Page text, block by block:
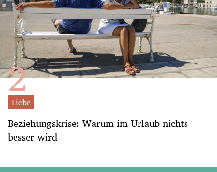
Liebe
Beziehungskrise: Warum im Urlaub nichts
besser wird